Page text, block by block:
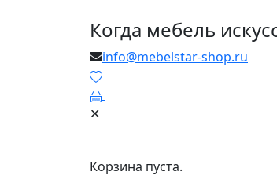
Когда мебель
info@mebelstar-shop.ru
✕
Корзина пуста.